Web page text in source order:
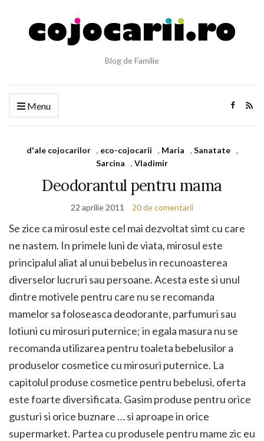
Blog de Familie
Menu
d'ale cojocarilor , eco-cojocarii , Maria , Sanatate
,
Sarcina
, Vladimir
Deodorantul pentru mama
22 aprilie 2011 20 de comentarii
Se zice ca mirosul este cel mai dezvoltat simt cu care
ne nastem. In primele luni de viata, mirosul este
principalul aliat al unui bebelus in recunoasterea
diverselor lucruri sau persoane. Acesta este si unul
dintre motivele pentru care nu se recomanda
mamelor sa foloseasca deodorante, parfumuri sau
lotiuni cu mirosuri puternice; in egala masura nu se
recomanda utilizarea pentru toaleta bebelusilor a
produselor cosmetice cu mirosuri puternice. La
capitolul produse cosmetice pentru bebelusi, oferta
este foarte diversificata. Gasim produse pentru orice
gusturi si orice buznare … si aproape in orice
supermarket. Partea cu produsele pentru mame zic eu